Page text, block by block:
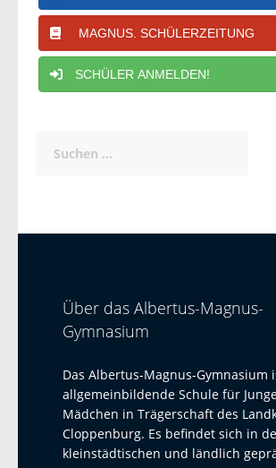
MAGNUS. SCHÜLERZEITUNG
SCHÜLER ANMELDEN!
nach:
Über das Albertus-Magnus-
Gymnasium
Das Albertus-Magnus-Gymnasium
allgemeinbildende Schule für
Mädchen in Trägerschaft des
Cloppenburg. Es befindet sich in
kleinstädtischen und ländlich